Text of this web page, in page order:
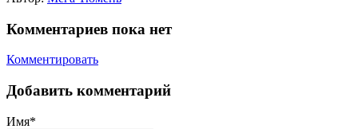
Комментариев пока нет
Комментировать
Добавить комментарий
Имя*